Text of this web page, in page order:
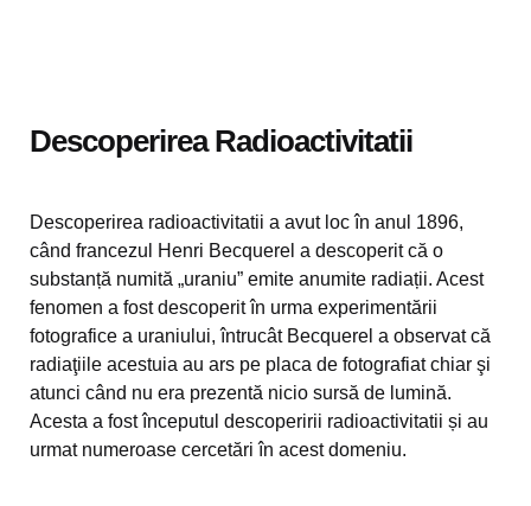
Descoperirea Radioactivitatii
Descoperirea radioactivitatii a avut loc în anul 1896,
când francezul Henri Becquerel a descoperit că o
substanță numită „uraniu” emite anumite radiații. Acest
fenomen a fost descoperit în urma experimentării
fotografice a uraniului, întrucât Becquerel a observat că
radiaţiile acestuia au ars pe placa de fotografiat chiar şi
atunci când nu era prezentă nicio sursă de lumină.
Acesta a fost începutul descoperirii radioactivitatii și au
urmat numeroase cercetări în acest domeniu.